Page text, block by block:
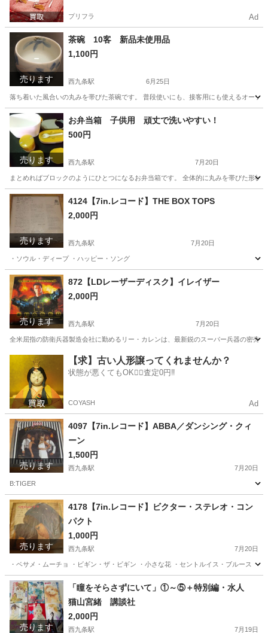
プリフラ Ad
売ります
茶碗 10客 新品未使用品
1,100円
西九条駅 6月25日
落ち着いた風合いの丸みを帯びた茶碗です。 普段使いにも、接客用にも使えるオー
大阪 大阪市 西九条駅 食器 茶碗
売ります
お弁当箱 子供用 頑丈で洗いやすい！
500円
西九条駅 7月20日
まとめればブロックのようにひとつになるお弁当箱です。 全体的に丸みを帯びた形
大阪 大阪市 西九条駅 弁当箱
売ります
4124【7in.レコード】THE BOX TOPS
2,000円
西九条駅 7月20日
・ソウル・ディープ ・ハッピー・ソング
大阪 大阪市 西九条駅 その他 レコード
売ります
872【LDレーザーディスク】イレイザー
2,000円
西九条駅 7月20日
全米屈指の防衛兵器製造会社に勤めるリー・カレンは、最新鋭のスーパー兵器の密売
西九条駅 DVD/ブルーレイ レーザーディスク
【求】古い人形譲ってくれませんか？
状態が悪くてもOK🙆‍♀️査定0円‼️
COYASH Ad
売ります
4097【7in.レコード】ABBA／ダンシング・クィ
ーン
1,500円
西九条駅 7月20日
B:TIGER
大阪 大阪市 西九条駅 レコード
売ります
4178【7in.レコード】ビクター・ステレオ・コン
パクト
1,000円
西九条駅 7月20日
・ベサメ・ムーチョ ・ビギン・ザ・ビギン ・小さな花 ・セントルイス・ブルース
大阪 大阪市 西九条駅 その他 ビクター
売ります
「瞳をそらさずにいて」①～⑤＋特別編・水人
猫山宮緒 講談社
2,000円
西九条駅 7月19日